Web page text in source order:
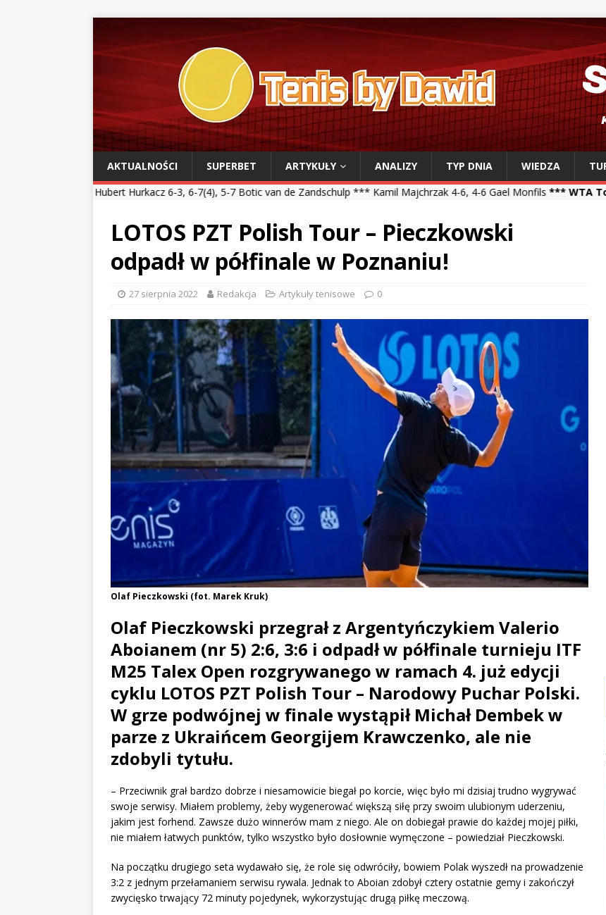
AKTUALNOŚCI SUPERBET ARTYKUŁY ANALIZY TYP DNIA WIEDZA
Hubert Hurkacz 6-3, 6-7(4), 5-7 Botic van de Zandschulp *** Kamil Majchrzak 4-6, 4-6 Gael Monfils*** WTA Toronto *** Iga
LOTOS PZT Polish Tour – Pieczkowski
odpadł w półfinale w Poznaniu!
27 sierpnia 2022 Redakcja Artykuły tenisowe 0
Olaf Pieczkowski (fot. Marek Kruk)
Olaf Pieczkowski przegrał z Argentyńczykiem Valerio
Aboianem (nr 5) 2:6, 3:6 i odpadł w półfinale turnieju ITF
M25 Talex Open rozgrywanego w ramach 4. już edycji
cyklu LOTOS PZT Polish Tour – Narodowy Puchar Polski.
W grze podwójnej w finale wystąpił Michał Dembek w
parze z Ukraińcem Georgijem Krawczenko, ale nie
zdobyli tytułu.
– Przeciwnik grał bardzo dobrze i niesamowicie biegał po korcie, więc było mi dzisiaj trudno wygrywać
swoje serwisy. Miałem problemy, żeby wygenerować większą siłę przy swoim ulubionym uderzeniu,
jakim jest forhend. Zawsze dużo winnerów mam z niego. Ale on dobiegał prawie do każdej mojej piłki,
nie miałem łatwych punktów, tylko wszystko było dosłownie wymęczone – powiedział Pieczkowski.
Na początku drugiego seta wydawało się, że role się odwróciły, bowiem Polak wyszedł na prowadzenie
3:2 z jednym przełamaniem serwisu rywala. Jednak to Aboian zdobył cztery ostatnie gemy i zakończył
zwycięsko trwający 72 minuty pojedynek, wykorzystując drugą piłkę meczową.